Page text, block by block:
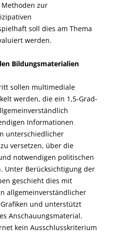
zur
soll dies am Thema
werden.
Bildungsmaterialien
sollen multimediale
werden, die ein 1,5-Grad-
Informationen
unterschiedlicher
versetzen, über die
notwendigen politischen
Unter Berücksichtigung der
geschieht dies mit
allgemeinverständlicher
und unterstützt
Anschauungsmaterial.
kein Ausschlusskriterium